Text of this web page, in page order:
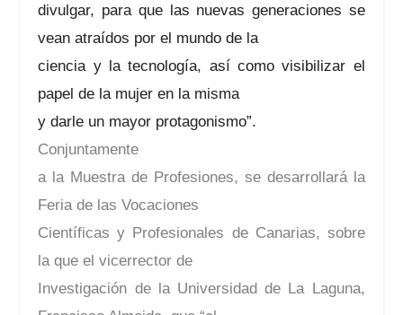
divulgar, para que las nuevas generaciones se
vean atraídos por el mundo de la
ciencia y la tecnología, así como visibilizar el
papel de la mujer en la misma
y darle un mayor protagonismo”.
Conjuntamente
a la Muestra de Profesiones, se desarrollará la
Feria de las Vocaciones
Científicas y Profesionales de Canarias, sobre
la que el vicerrector de
Investigación de la Universidad de La Laguna,